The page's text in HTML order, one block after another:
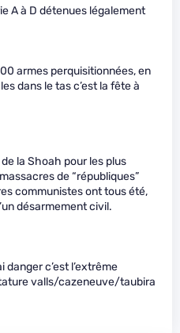
A à D détenues légalement
armes perquisitionnées, en
dans le tas c’est la fête à
la Shoah pour les plus
de “républiques”
communistes ont tous été,
désarmement civil.
danger c’est l’extrême
valls/cazeneuve/taubira